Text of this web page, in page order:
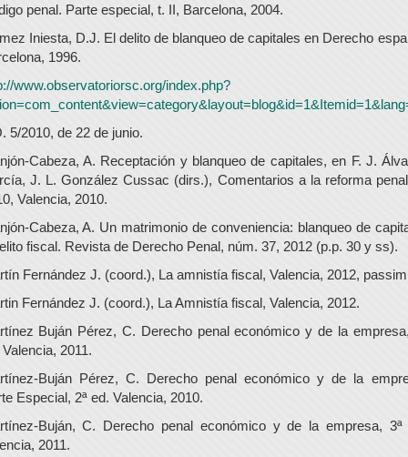
penal. Parte especial, t. II, Barcelona, 2004.
Iniesta, D.J. El delito de blanqueo de capitales en Derecho
1996.
www.observatoriorsc.org/index.php?
5/2010, de 22 de junio.
Cabeza, A. Receptación y blanqueo de capitales, en F. J.
J. L. González Cussac (dirs.), Comentarios a la reforma
Valencia, 2010.
Cabeza, A. Un matrimonio de conveniencia: blanqueo de
fiscal. Revista de Derecho Penal, núm. 37, 2012 (p.p. 30 y ss).
Fernández J. (coord.), La amnistía fiscal, Valencia, 2012,
Fernández J. (coord.), La Amnistía fiscal, Valencia, 2012.
Buján Pérez, C. Derecho penal económico y de la
2011.
Buján Pérez, C. Derecho penal económico y de la
Especial, 2ª ed. Valencia, 2010.
Buján, C. Derecho penal económico y de la empresa, 3ª
2011.